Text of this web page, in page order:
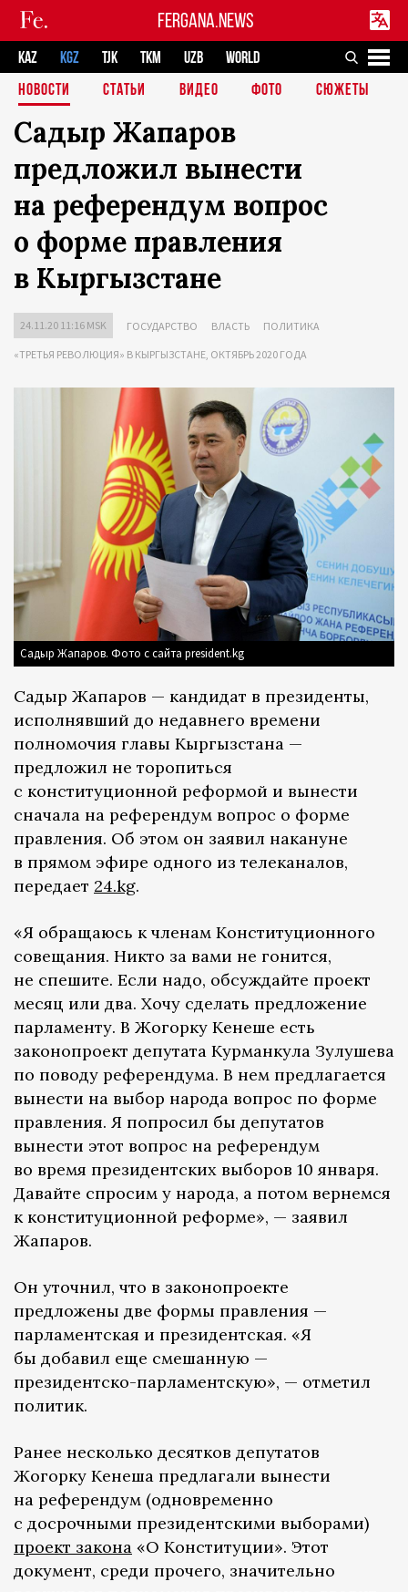
FERGANA.NEWS
KAZ KGZ TJK TKM UZB
WORLD
НОВОСТИ
СТАТЬИ ВИДЕО ФОТО СЮЖЕТЫ
Садыр Жапаров
предложил вынести
на референдум вопрос
о форме правления
в Кыргызстане
24.11.20 11:16 MSK ГОСУДАРСТВО ВЛАСТЬ ПОЛИТИКА
«ТРЕТЬЯ РЕВОЛЮЦИЯ» В КЫРГЫЗСТАНЕ, ОКТЯБРЬ 2020 ГОДА
Садыр Жапаров. Фото с сайта president.kg
Садыр Жапаров — кандидат в президенты,
исполнявший до недавнего времени
полномочия главы Кыргызстана —
предложил не торопиться
с конституционной реформой и вынести
сначала на референдум вопрос о форме
правления. Об этом он заявил накануне
в прямом эфире одного из телеканалов,
передает 24.kg.
«Я обращаюсь к членам Конституционного
совещания. Никто за вами не гонится,
не спешите. Если надо, обсуждайте проект
месяц или два. Хочу сделать предложение
парламенту. В Жогорку Кенеше есть
законопроект депутата Курманкула Зулушева
по поводу референдума. В нем предлагается
вынести на выбор народа вопрос по форме
правления. Я попросил бы депутатов
вынести этот вопрос на референдум
во время президентских выборов 10 января.
Давайте спросим у народа, а потом вернемся
к конституционной реформе», — заявил
Жапаров.
Он уточнил, что в законопроекте
предложены две формы правления —
парламентская и президентская. «Я
бы добавил еще смешанную —
президентско-парламентскую», — отметил
политик.
Ранее несколько десятков депутатов
Жогорку Кенеша предлагали вынести
на референдум (одновременно
с досрочными президентскими выборами)
проект закона «О Конституции». Этот
документ, среди прочего, значительно